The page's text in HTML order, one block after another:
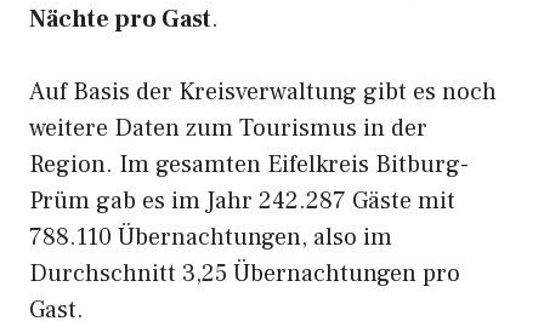
Nächte pro Gast.
Auf Basis der Kreisverwaltung gibt es noch
weitere Daten zum Tourismus in der
Region. Im gesamten Eifelkreis Bitburg-
Prüm gab es im Jahr 242.287 Gäste mit
788.110 Übernachtungen, also im
Durchschnitt 3,25 Übernachtungen pro
Gast.